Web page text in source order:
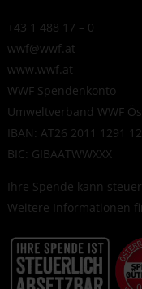
+43 1 488 17 – 0
wwf@wwf.at
www.wwf.at
WWF Spendenkonto
Umweltverband WWF
IBAN: AT26 2011 1291
BIC: GIBAATWWXXX
Ihre Spende kann
Weitere Informationen